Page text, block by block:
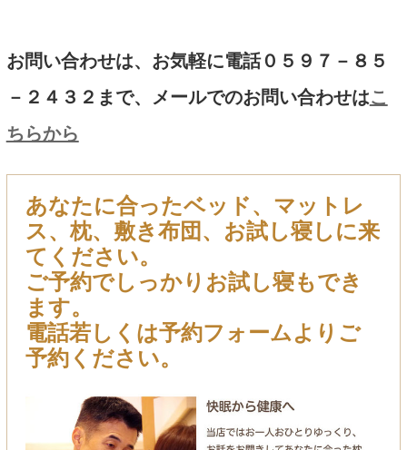
お問い合わせは、お気軽に電話０５９７－８５
－２４３２まで、メールでのお問い合わせはこ
ちらから
あなたに合ったベッド、マットレ
ス、枕、敷き布団、お試し寝しに来
てください。
ご予約でしっかりお試し寝もでき
ます。
電話若しくは予約フォームよりご
予約ください。